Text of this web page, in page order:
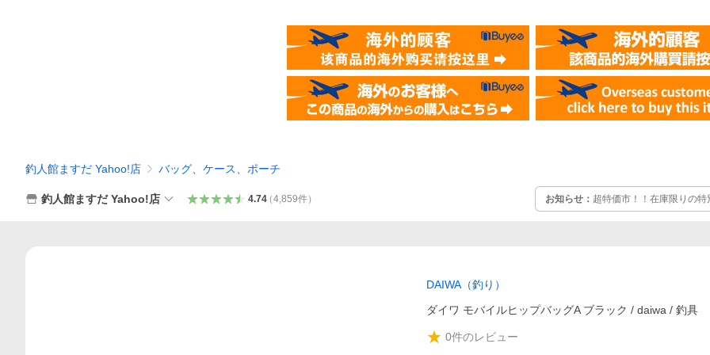
釣人館ますだ Yahoo!店 バッグ、ケース、ポーチ
釣人館ますだ Yahoo!店 4.74（4,859件） お知らせ： 超特価市！！在庫限りの
DAIWA（釣り）
ダイワ モバイルヒップバッグA ブラック / daiwa / 釣具
0件のレビュー